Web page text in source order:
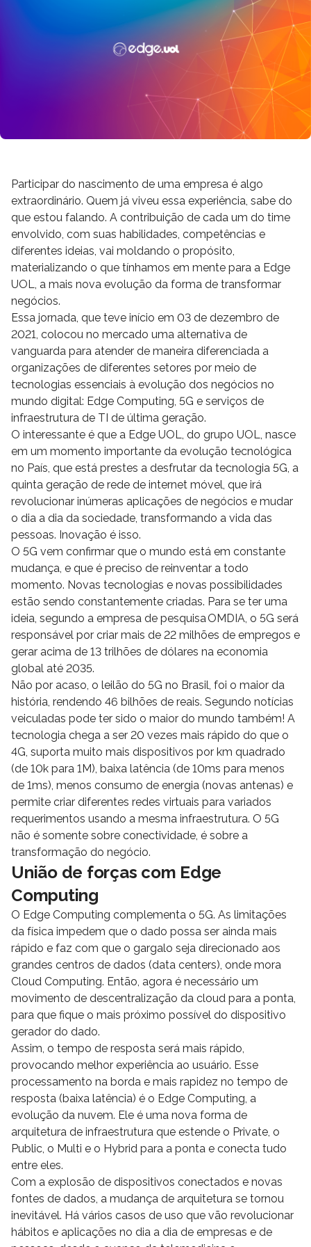
Participar do nascimento de uma empresa é algo
extraordinário. Quem já viveu essa experiência, sabe do
que estou falando. A contribuição de cada um do time
envolvido, com suas habilidades, competências e
diferentes ideias, vai moldando o propósito,
materializando o que tínhamos em mente para a Edge
UOL, a mais nova evolução da forma de transformar
negócios.
Essa jornada, que teve início em 03 de dezembro de
2021, colocou no mercado uma alternativa de
vanguarda para atender de maneira diferenciada a
organizações de diferentes setores por meio de
tecnologias essenciais à evolução dos negócios no
mundo digital: Edge Computing, 5G e serviços de
infraestrutura de TI de última geração.
O interessante é que a Edge UOL, do grupo UOL, nasce
em um momento importante da evolução tecnológica
no País, que está prestes a desfrutar da tecnologia 5G, a
quinta geração de rede de internet móvel, que irá
revolucionar inúmeras aplicações de negócios e mudar
o dia a dia da sociedade, transformando a vida das
pessoas. Inovação é isso.
O 5G vem confirmar que o mundo está em constante
mudança, e que é preciso de reinventar a todo
momento. Novas tecnologias e novas possibilidades
estão sendo constantemente criadas. Para se ter uma
ideia, segundo a empresa de pesquisa OMDIA, o 5G será
responsável por criar mais de 22 milhões de empregos e
gerar acima de 13 trilhões de dólares na economia
global até 2035.
Não por acaso, o leilão do 5G no Brasil, foi o maior da
história, rendendo 46 bilhões de reais. Segundo notícias
veiculadas pode ter sido o maior do mundo também! A
tecnologia chega a ser 20 vezes mais rápido do que o
4G, suporta muito mais dispositivos por km quadrado
(de 10k para 1M), baixa latência (de 10ms para menos
de 1ms), menos consumo de energia (novas antenas) e
permite criar diferentes redes virtuais para variados
requerimentos usando a mesma infraestrutura. O 5G
não é somente sobre conectividade, é sobre a
transformação do negócio.
União de forças com Edge
Computing
O Edge Computing complementa o 5G. As limitações
da física impedem que o dado possa ser ainda mais
rápido e faz com que o gargalo seja direcionado aos
grandes centros de dados (data centers), onde mora
Cloud Computing. Então, agora é necessário um
movimento de descentralização da cloud para a ponta,
para que fique o mais próximo possível do dispositivo
gerador do dado.
Assim, o tempo de resposta será mais rápido,
provocando melhor experiência ao usuário. Esse
processamento na borda e mais rapidez no tempo de
resposta (baixa latência) é o Edge Computing, a
evolução da nuvem. Ele é uma nova forma de
arquitetura de infraestrutura que estende o Private, o
Public, o Multi e o Hybrid para a ponta e conecta tudo
entre eles.
Com a explosão de dispositivos conectados e novas
fontes de dados, a mudança de arquitetura se tornou
inevitável. Há vários casos de uso que vão revolucionar
hábitos e aplicações no dia a dia de empresas e de